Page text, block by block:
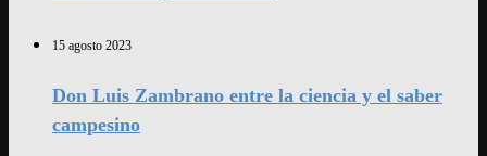
15 agosto 2023
Don Luis Zambrano entre la ciencia y el saber
campesino